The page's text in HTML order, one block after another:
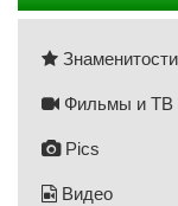
Знаменитости
Фильмы и ТВ
Pics
Видео